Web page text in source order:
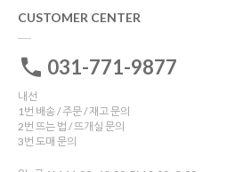
CUSTOMER CENTER
031-771-9877
내선
1번 배송 / 주문 / 재고 문의
2번 뜨는 법 / 뜨개실 문의
3번 도매 문의